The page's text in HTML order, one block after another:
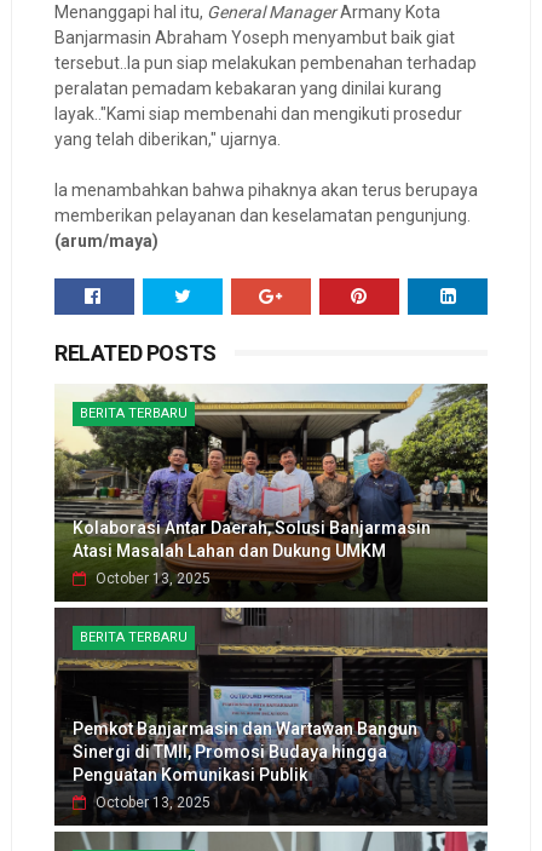
Menanggapi hal itu, General ManagerArmany Kota
Banjarmasin Abraham Yoseph menyambut baik giat
tersebut..Ia pun siap melakukan pembenahan terhadap
peralatan pemadam kebakaran yang dinilai kurang
layak.."Kami siap membenahi dan mengikuti prosedur
yang telah diberikan," ujarnya.
Ia menambahkan bahwa pihaknya akan terus berupaya
memberikan pelayanan dan keselamatan pengunjung.
(arum/maya)
RELATED POSTS
BERITA TERBARU
Kolaborasi Antar Daerah, Solusi Banjarmasin
Atasi Masalah Lahan dan Dukung UMKM
October 13, 2025
BERITA TERBARU
Pemkot Banjarmasin dan Wartawan Bangun
Sinergi di TMII, Promosi Budaya hingga
Penguatan Komunikasi Publik
October 13, 2025